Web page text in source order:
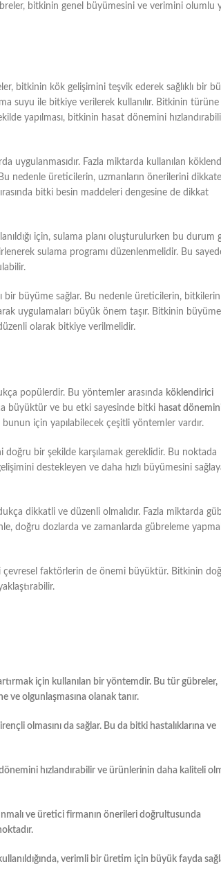
bitkinin genel büyümesini ve verimini olumlu
bitkinin kök gelişimini teşvik ederek sağlıklı bir
suyu ile bitkiye verilerek kullanılır. Bitkinin türüne
yapılması, bitkinin hasat dönemini
uygulanmasıdır. Fazla miktarda kullanılan
nedenle üreticilerin, uzmanların önerilerini
bitki besin maddeleri dengesine de dikkat
için, sulama planı oluşturulurken bu durum
sulama programı düzenlenmelidir. Bu
bir büyüme sağlar. Bu nedenle üreticilerin, bitkilerin
uygulamaları büyük önem taşır. Bitkinin büyüme
olarak bitkiye verilmelidir.
popülerdir. Bu yöntemler arasında köklendirici
büyüktür ve bu etki sayesinde bitki hasat
bunun için yapılabilecek çeşitli yöntemler vardır.
bir şekilde karşılamak gereklidir. Bu noktada
destekleyen ve daha hızlı büyümesini
dikkatli ve düzenli olmalıdır. Fazla miktarda
doğru dozlarda ve zamanlarda gübreleme
çevresel faktörlerin de önemi büyüktür. Bitkinin
için kullanılan bir yöntemdir. Bu tür gübreler,
ve olgunlaşmasına olanak tanır.
olmasını da sağlar. Bu da bitki hastalıklarına ve
hızlandırabilir ve ürünlerinin daha kaliteli
ve üretici firmanın önerileri doğrultusunda
verimli bir üretim için büyük fayda